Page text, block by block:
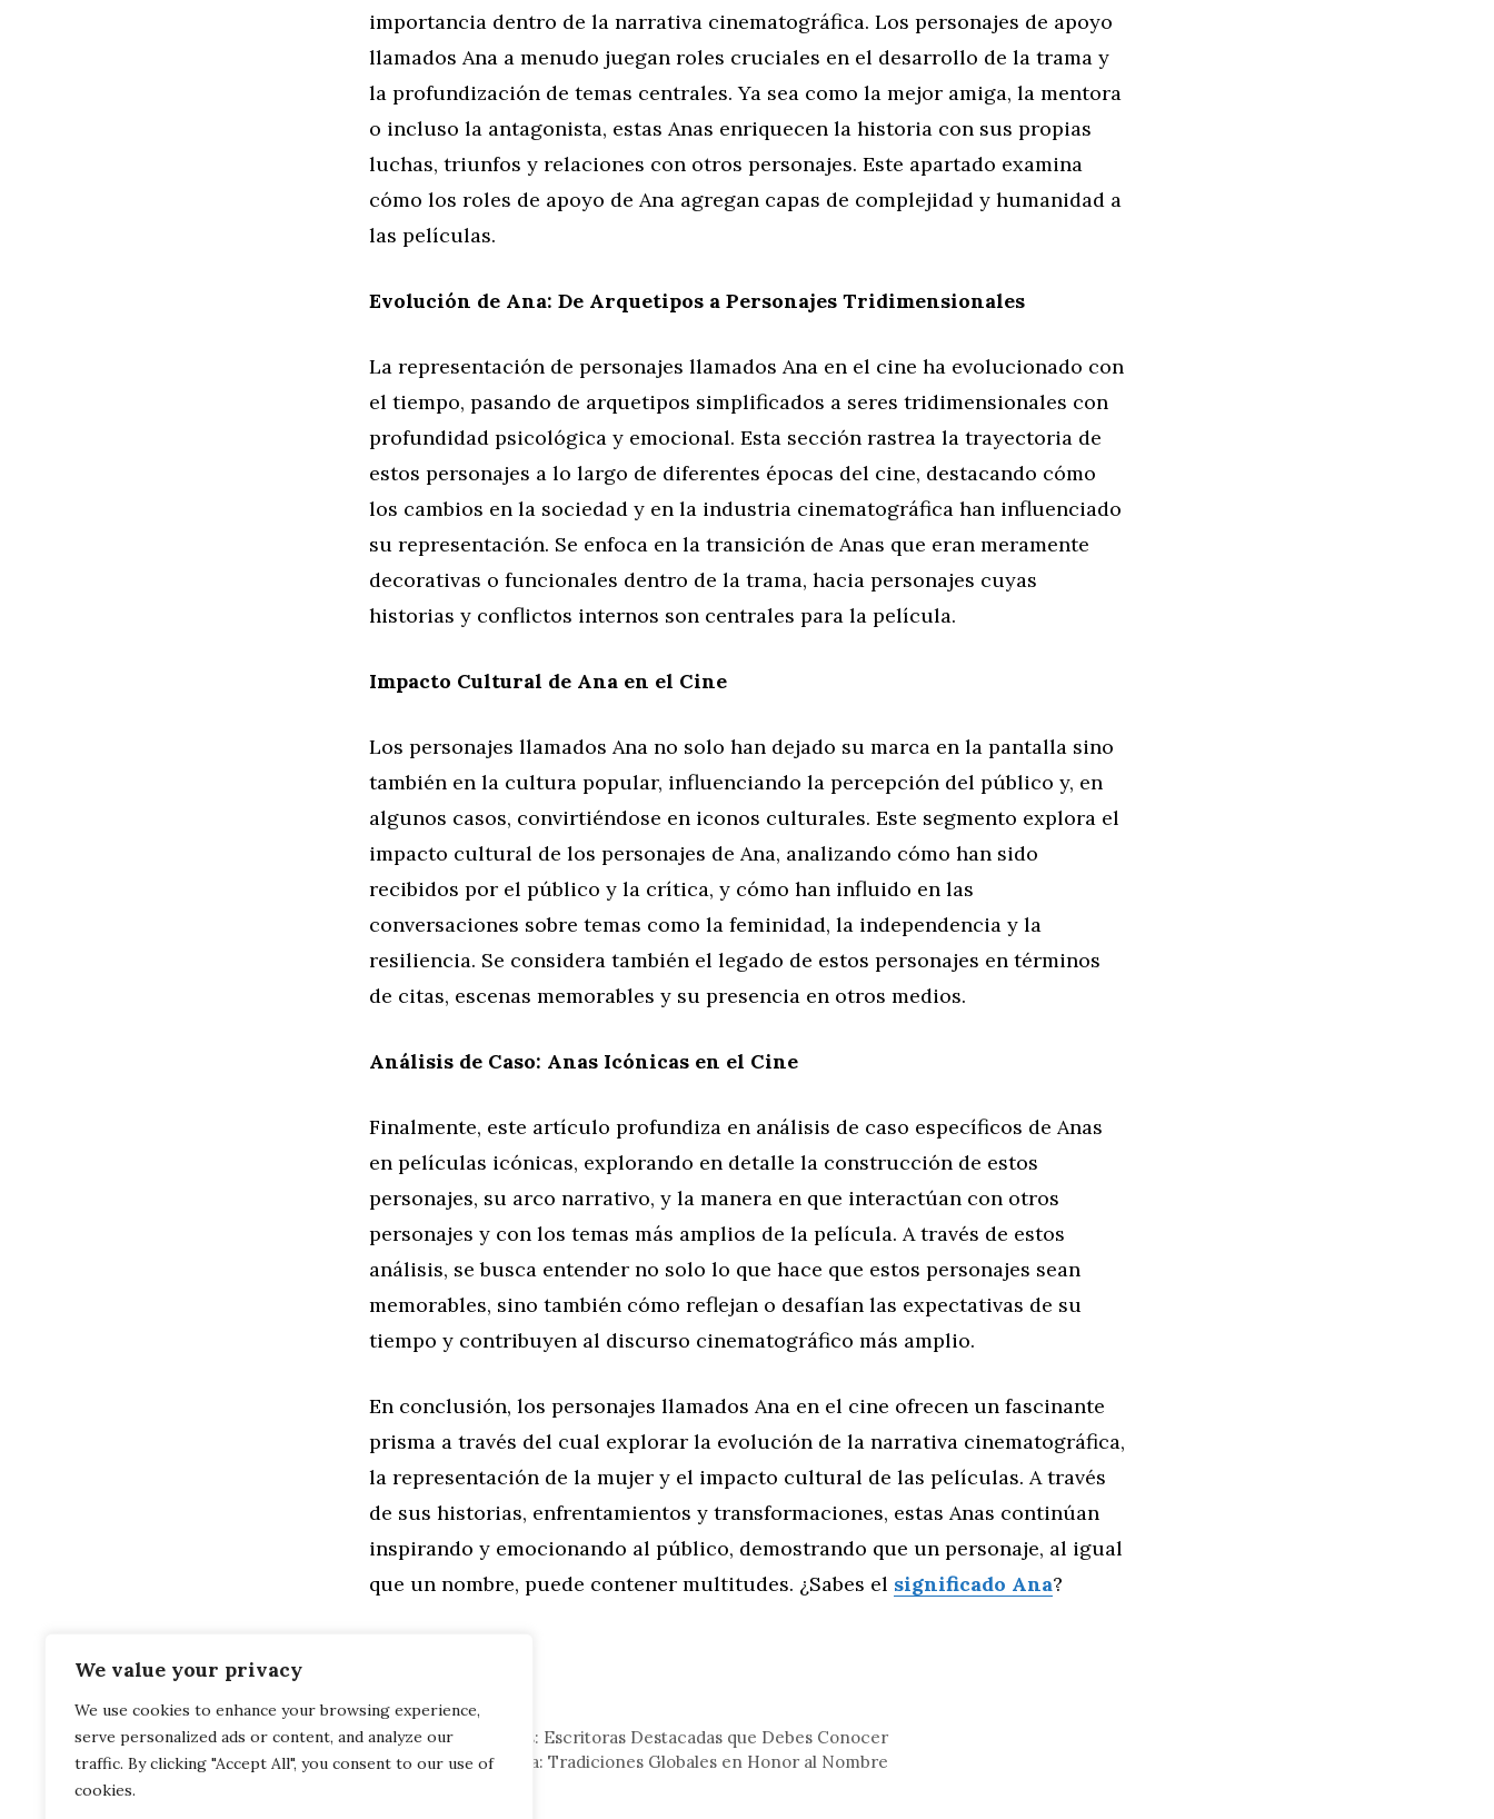
We value your privacy
We use cookies to enhance your browsing experience,
serve personalized ads or content, and analyze our
traffic. By clicking "Accept All", you consent to our use of
cookies.
importancia dentro de la narrativa cinematográfica. Los personajes de apoyo
llamados Ana a menudo juegan roles cruciales en el desarrollo de la trama y
la profundización de temas centrales. Ya sea como la mejor amiga, la mentora
o incluso la antagonista, estas Anas enriquecen la historia con sus propias
luchas, triunfos y relaciones con otros personajes. Este apartado examina
cómo los roles de apoyo de Ana agregan capas de complejidad y humanidad a
las películas.
Evolución de Ana: De Arquetipos a Personajes Tridimensionales
La representación de personajes llamados Ana en el cine ha evolucionado con
el tiempo, pasando de arquetipos simplificados a seres tridimensionales con
profundidad psicológica y emocional. Esta sección rastrea la trayectoria de
estos personajes a lo largo de diferentes épocas del cine, destacando cómo
los cambios en la sociedad y en la industria cinematográfica han influenciado
su representación. Se enfoca en la transición de Anas que eran meramente
decorativas o funcionales dentro de la trama, hacia personajes cuyas
historias y conflictos internos son centrales para la película.
Impacto Cultural de Ana en el Cine
Los personajes llamados Ana no solo han dejado su marca en la pantalla sino
también en la cultura popular, influenciando la percepción del público y, en
algunos casos, convirtiéndose en iconos culturales. Este segmento explora el
impacto cultural de los personajes de Ana, analizando cómo han sido
recibidos por el público y la crítica, y cómo han influido en las
conversaciones sobre temas como la feminidad, la independencia y la
resiliencia. Se considera también el legado de estos personajes en términos
de citas, escenas memorables y su presencia en otros medios.
Análisis de Caso: Anas Icónicas en el Cine
Finalmente, este artículo profundiza en análisis de caso específicos de Anas
en películas icónicas, explorando en detalle la construcción de estos
personajes, su arco narrativo, y la manera en que interactúan con otros
personajes y con los temas más amplios de la película. A través de estos
análisis, se busca entender no solo lo que hace que estos personajes sean
memorables, sino también cómo reflejan o desafían las expectativas de su
tiempo y contribuyen al discurso cinematográfico más amplio.
En conclusión, los personajes llamados Ana en el cine ofrecen un fascinante
prisma a través del cual explorar la evolución de la narrativa cinematográfica,
la representación de la mujer y el impacto cultural de las películas. A través
de sus historias, enfrentamientos y transformaciones, estas Anas continúan
inspirando y emocionando al público, demostrando que un personaje, al igual
que un nombre, puede contener multitudes. ¿Sabes el significado Ana?
Categorías
Familia,General
Ana en las Letras: Escritoras Destacadas que Debes Conocer
Celebrando a Ana: Tradiciones Globales en Honor al Nombre